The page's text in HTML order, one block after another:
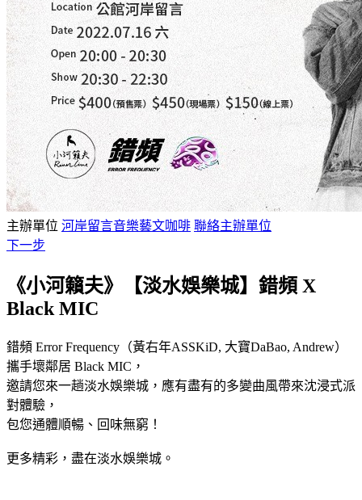
主辦單位 河岸留言音樂藝文咖啡 聯絡主辦單位
下一步
《小河籟夫》【淡水娛樂城】錯頻 X
Black MIC
錯頻 Error Frequency（黃右年ASSKiD, 大寶DaBao, Andrew）
攜手壞鄰居 Black MIC，
邀請您來一趟淡水娛樂城，應有盡有的多變曲風帶來沈浸式派
對體驗，
包您通體順暢、回味無窮！
更多精彩，盡在淡水娛樂城。